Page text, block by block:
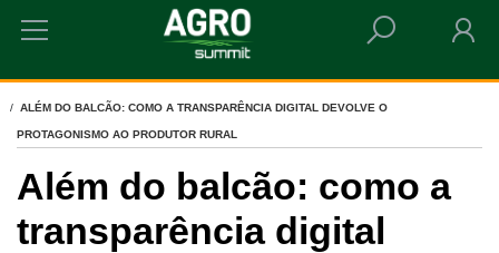
HOME
ALÉM DO BALCÃO: COMO A TRANSPARÊNCIA DIGITAL DEVOLVE O
PROTAGONISMO AO PRODUTOR RURAL
Além do balcão: como a
transparência digital